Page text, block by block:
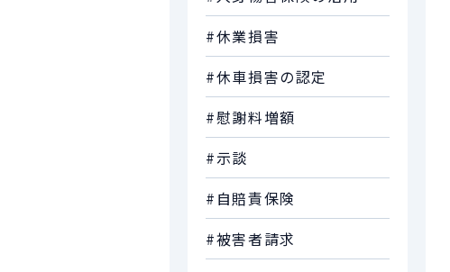
#休業損害
#休車損害の認定
#慰謝料増額
#示談
#自賠責保険
#被害者請求